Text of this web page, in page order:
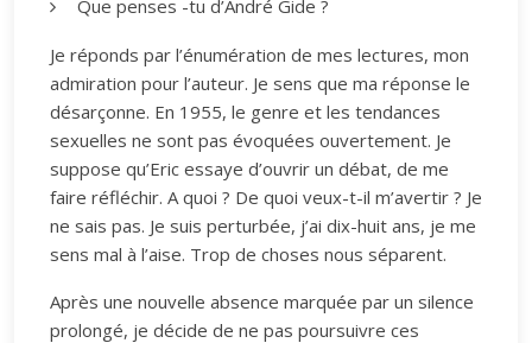
Que penses -tu d’André Gide ?
Je réponds par l’énumération de mes lectures, mon
admiration pour l’auteur. Je sens que ma réponse le
désarçonne. En 1955, le genre et les tendances
sexuelles ne sont pas évoquées ouvertement. Je
suppose qu’Eric essaye d’ouvrir un débat, de me
faire réfléchir. A quoi ? De quoi veux-t-il m’avertir ? Je
ne sais pas. Je suis perturbée, j’ai dix-huit ans, je me
sens mal à l’aise. Trop de choses nous séparent.
Après une nouvelle absence marquée par un silence
prolongé, je décide de ne pas poursuivre ces